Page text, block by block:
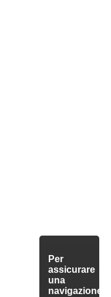
Per
assicurare
una
navigazione